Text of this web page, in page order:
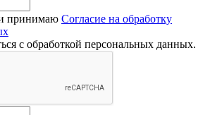
принимаю Согласие на обработку
с обработкой персональных данных.